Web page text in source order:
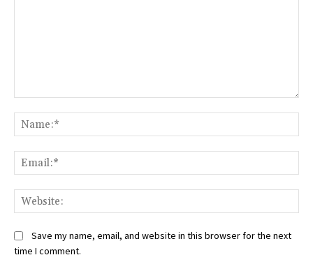
Save my name, email, and website in this browser for the next
time I comment.